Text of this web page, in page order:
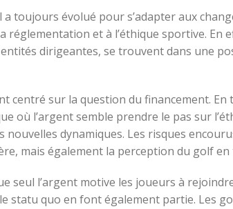
toujours évolué pour s’adapter aux
réglementation et à l’éthique sportive.
dirigeantes, se trouvent dans une
centré sur la question du financement.
où l’argent semble prendre le pas sur
dynamiques. Les risques
mais également la perception du golf
seul l’argent motive les joueurs à
statu quo en font également partie. Les